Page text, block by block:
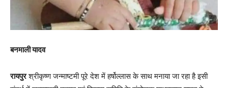
बनमाली यादव
रायपुरश्रीकृष्ण जन्माष्टमी पूरे देश में हर्षोल्लास के साथ मनाया जा रहा है इसी